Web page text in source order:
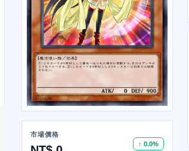
市場價格
↑ 0.0%